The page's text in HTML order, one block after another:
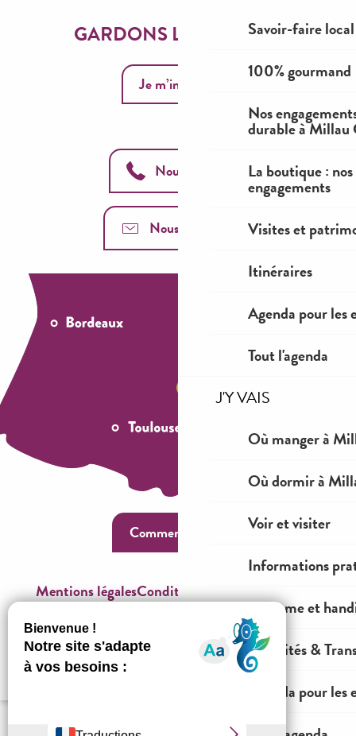
Savoir-faire local
100% gourmand
Nos
durable à Millau
La boutique :
engagements
Visites et
Itinéraires
Agenda pour les
Tout l'agenda
J'Y VAIS
Où manger à
Où dormir à
Voir et visiter
Informations
Tourisme et
Mobilités &
Agenda pour
GARDONS LE CONTACT
Je m’inscris
Nous appeler
Nous contacter
Comment venir ?
Mentions légalesConditions générales de ventes